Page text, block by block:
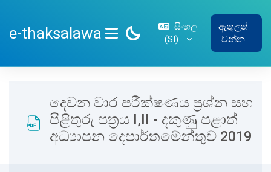
e-thaksalawa
SIDE PANEL
සිංහල
‎(SI)‎
ඇතුලත්
වන්න
දෙවන වාර පරීක්ෂණය ප්‍රශ්න සහ
පිළිතුරු පත්‍රය I,II - දකුණු පළාත්
අධ්‍යාපන දෙපාර්තමේන්තුව 2019